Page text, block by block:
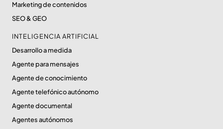
Marketing de contenidos
SEO & GEO
INTELIGENCIA ARTIFICIAL
Desarrollo a medida
Agente para mensajes
Agente de conocimiento
Agente telefónico autónomo
Agente documental
Agentes autónomos